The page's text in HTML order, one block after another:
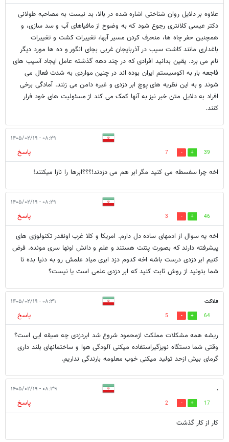
علاوه بر دلایل روان شناختی اشاره شده در بالا، بد نیست به مصاحبه طولانی
دکتر عیسی کلانتری رجوع شود که به وضوح از مافیاهای آب و سد سازی، و
همچنین حفر چاه ها، منحرف کردن مسیر آبها، تغییرات کشت و تغییرات
باغداری مانند کاشت سیب در آذربایجان غربی بجای انگور و ده ها مورد دیگر
نام می برد. یقین بدانید افرادی که در چند دهه گذشته عامل ایجاد آسیب های
فاجعه بار به اکوسیستم ایران بوده اند در چنین مواردی به شدت فعال می
شوند و به این نظریه های پوچ ابر دزدی و غیره دامن می زنند. آمادگی برخی
افراد به دلایل متن خبر نیز به آنها کمک می کند از مسئولیت های خود فرار
کنند.
۰۸:۲۹ - ۱۴۰۵/۰۲/۱۹
39
7
پاسخ
اخه چرا سفسطه می کنید مگر ابر هم می دزدند!؟؟؟ابرها را نازا میکنند!
۰۸:۲۹ - ۱۴۰۵/۰۲/۱۹
46
3
پاسخ
اخه یه سوال از ادمهای ساده دل دارم. امریکا و کلا غرب اونقدر تکنولوژی های
پیشرفته دارند که بصورت پتنت هستند و علم و دانش اونها سری مونده. فرض
کنیم ابر دزدی درست باشه اخه کدوم دزد ابری میاد علمش رو به دنیا بده تا
شما بتونید از روش ثابت کنید که ابر دزدی علمی است یا نیست؟
فلاکت ۰۸:۳۱ - ۱۴۰۵/۰۲/۱۹
64
5
پاسخ
ریشه همه مشکلات مملکت ازمحمود شروع شد ابردزدی چه صیقه ایی است؟
وقتی شما دستگاه نویزگیراستفاده میکنی آلودگی هوا و ساختمانهای بلند داری
گرمای بیش ازحد تولید میکنی خوب معلومه بارندگی نداریم.
. ۰۸:۳۹ - ۱۴۰۵/۰۲/۱۹
17
2
پاسخ
کار از کار گذشت